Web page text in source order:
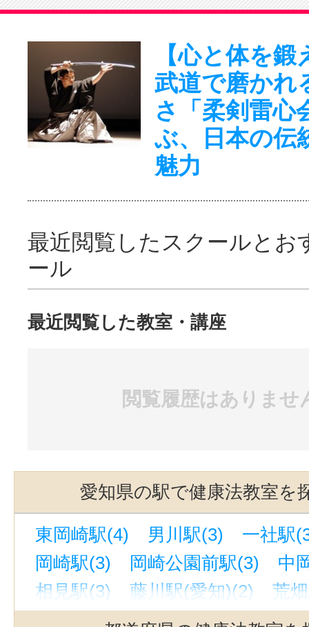
【心と体を鍛
武道で磨かれ
さ「柔剣雷心
ぶ、日本の伝
魅力
最近閲覧したスクールとお
ール
最近閲覧した教室・講座
閲覧履歴はありませ
愛知県の駅で健康法教室を
東岡崎駅(4) 男川駅(3)
一社駅
岡崎駅(3)
岡崎公園前駅(3)
中
相見駅(3)
藤川駅(愛知)(2)
荒
有松駅(2)
六名駅(2) 美合駅(2)